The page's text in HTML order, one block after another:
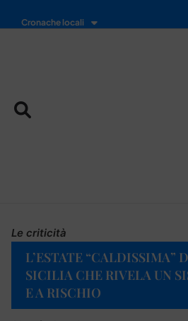
Cronache locali
Le criticità
L’ESTATE “CALDISSIMA”
SICILIA CHE RIVELA UN
E A RISCHIO